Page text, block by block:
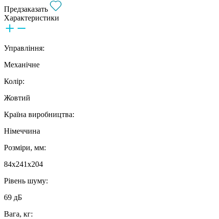
Предзаказать
Характеристики
Управління:
Механічне
Колір:
Жовтий
Країна виробництва:
Німеччина
Розміри, мм:
84x241x204
Рівень шуму:
69 дБ
Вага, кг: